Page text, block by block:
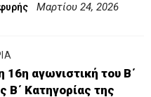
Μαρτίου 24, 2026
16η αγωνιστική του Β΄
Β΄ Κατηγορίας της